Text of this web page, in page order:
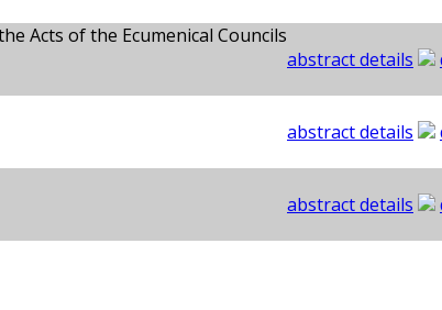
Acts of the Ecumenical Councils
abstract details
abstract details
abstract details